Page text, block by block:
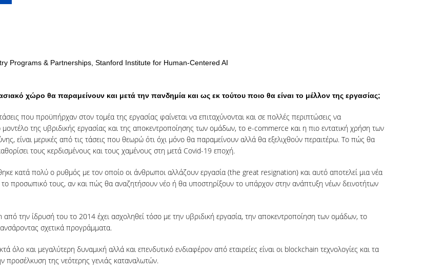
Programs & Partnerships, Stanford Institute for Human-Centered AI
χώρο θα παραμείνουν και μετά την πανδημία και ως εκ τούτου ποιο θα είναι το μέλλον της εργασίας;
που προϋπήρχαν στον τομέα της εργασίας φαίνεται να επιταχύνονται και σε πολλές περιπτώσεις να
της υβριδικής εργασίας και της αποκεντροποίησης των ομάδων, το e-commerce και η πιο εντατική χρήση των
είναι μερικές από τις τάσεις που θεωρώ ότι όχι μόνο θα παραμείνουν αλλά θα εξελιχθούν περαιτέρω. Το πώς θα
τους κερδισμένους και τους χαμένους στη μετά Covid-19 εποχή.
κατά πολύ ο ρυθμός με τον οποίο οι άνθρωποι αλλάζουν εργασία (the great resignation) και αυτό αποτελεί μια νέα
προσωπικό τους, αν και πώς θα αναζητήσουν νέο ή θα υποστηρίξουν το υπάρχον στην ανάπτυξη νέων δεινοτήτων
την ίδρυσή του το 2014 έχει ασχοληθεί τόσο με την υβριδική εργασία, την αποκεντροποίηση των ομάδων, το
σχετικά προγράμματα.
όλο και μεγαλύτερη δυναμική αλλά και επενδυτικό ενδιαφέρον από εταιρείες είναι οι blockchain τεχνολογίες και τα
της νεότερης γενιάς καταναλωτών.